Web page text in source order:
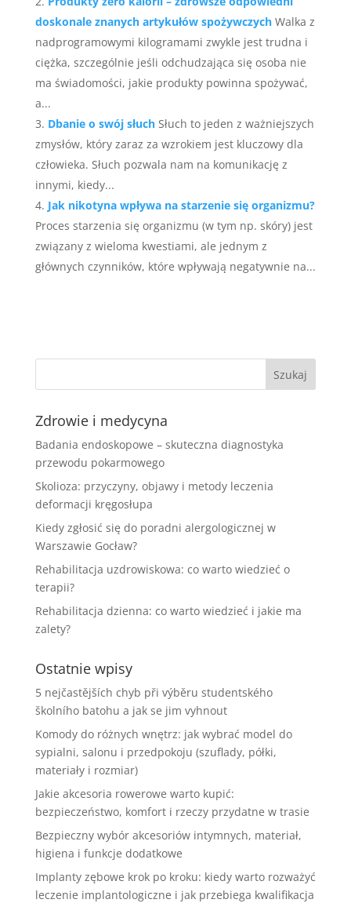
doskonale znanych artykułów spożywczych Walka z
nadprogramowymi kilogramami zwykle jest trudna i
ciężka, szczególnie jeśli odchudzająca się osoba nie
ma świadomości, jakie produkty powinna spożywać,
a...
Dbanie o swój słuch Słuch to jeden z ważniejszych
zmysłów, który zaraz za wzrokiem jest kluczowy dla
człowieka. Słuch pozwala nam na komunikację z
innymi, kiedy...
Jak nikotyna wpływa na starzenie się organizmu?
Proces starzenia się organizmu (w tym np. skóry) jest
związany z wieloma kwestiami, ale jednym z
głównych czynników, które wpływają negatywnie na...
Zdrowie i medycyna
Badania endoskopowe – skuteczna diagnostyka
przewodu pokarmowego
Skolioza: przyczyny, objawy i metody leczenia
deformacji kręgosłupa
Kiedy zgłosić się do poradni alergologicznej w
Warszawie Gocław?
Rehabilitacja uzdrowiskowa: co warto wiedzieć o
terapii?
Rehabilitacja dzienna: co warto wiedzieć i jakie ma
zalety?
Ostatnie wpisy
5 nejčastějších chyb při výběru studentského
školního batohu a jak se jim vyhnout
Komody do różnych wnętrz: jak wybrać model do
sypialni, salonu i przedpokoju (szuflady, półki,
materiały i rozmiar)
Jakie akcesoria rowerowe warto kupić:
bezpieczeństwo, komfort i rzeczy przydatne w trasie
Bezpieczny wybór akcesoriów intymnych, materiał,
higiena i funkcje dodatkowe
Implanty zębowe krok po kroku: kiedy warto rozważyć
leczenie implantologiczne i jak przebiega kwalifikacja